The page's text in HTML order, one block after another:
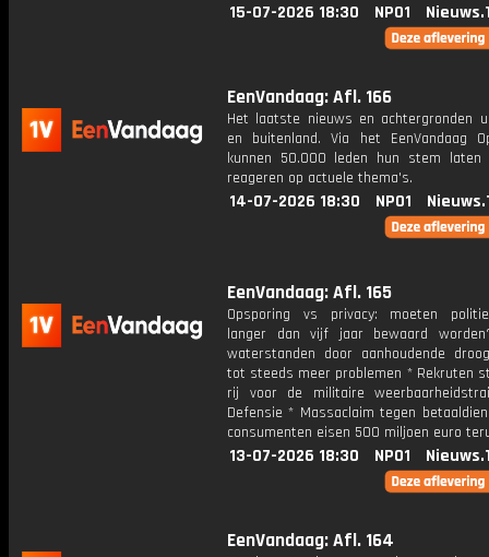
15-07-2026 18:30 NPO1
EenVandaag: Afl. 166
Het laatste nieuws en achtergronden
en buitenland. Via het EenVandaag
kunnen 50.000 leden hun stem laten
reageren op actuele thema's.
14-07-2026 18:30 NPO1
EenVandaag: Afl. 165
Opsporing vs privacy: moeten
langer dan vijf jaar bewaard
waterstanden door aanhoudende
tot steeds meer problemen * Rekruten
rij voor de militaire
Defensie * Massaclaim tegen
consumenten eisen 500 miljoen euro
13-07-2026 18:30 NPO1
EenVandaag: Afl. 164